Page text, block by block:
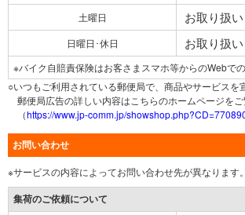
土曜日 お取り扱
日曜日･休日 お取り扱
※バイク自賠責保険はお客さまスマホ等からのWebでの
○いつもご利用されている郵便局で、商品やサービスを
郵便局広告の詳しい内容はこちらのホームページをご
（https://www.jp-comm.jp/
お問い合わせ
※サービスの内容によってお問い合わせ先が異なります。
集荷のご依頼について